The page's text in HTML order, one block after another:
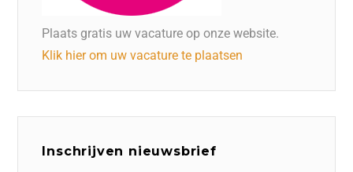
Plaats gratis uw vacature op onze website.
Klik hier om uw vacature te plaatsen
Inschrijven nieuwsbrief